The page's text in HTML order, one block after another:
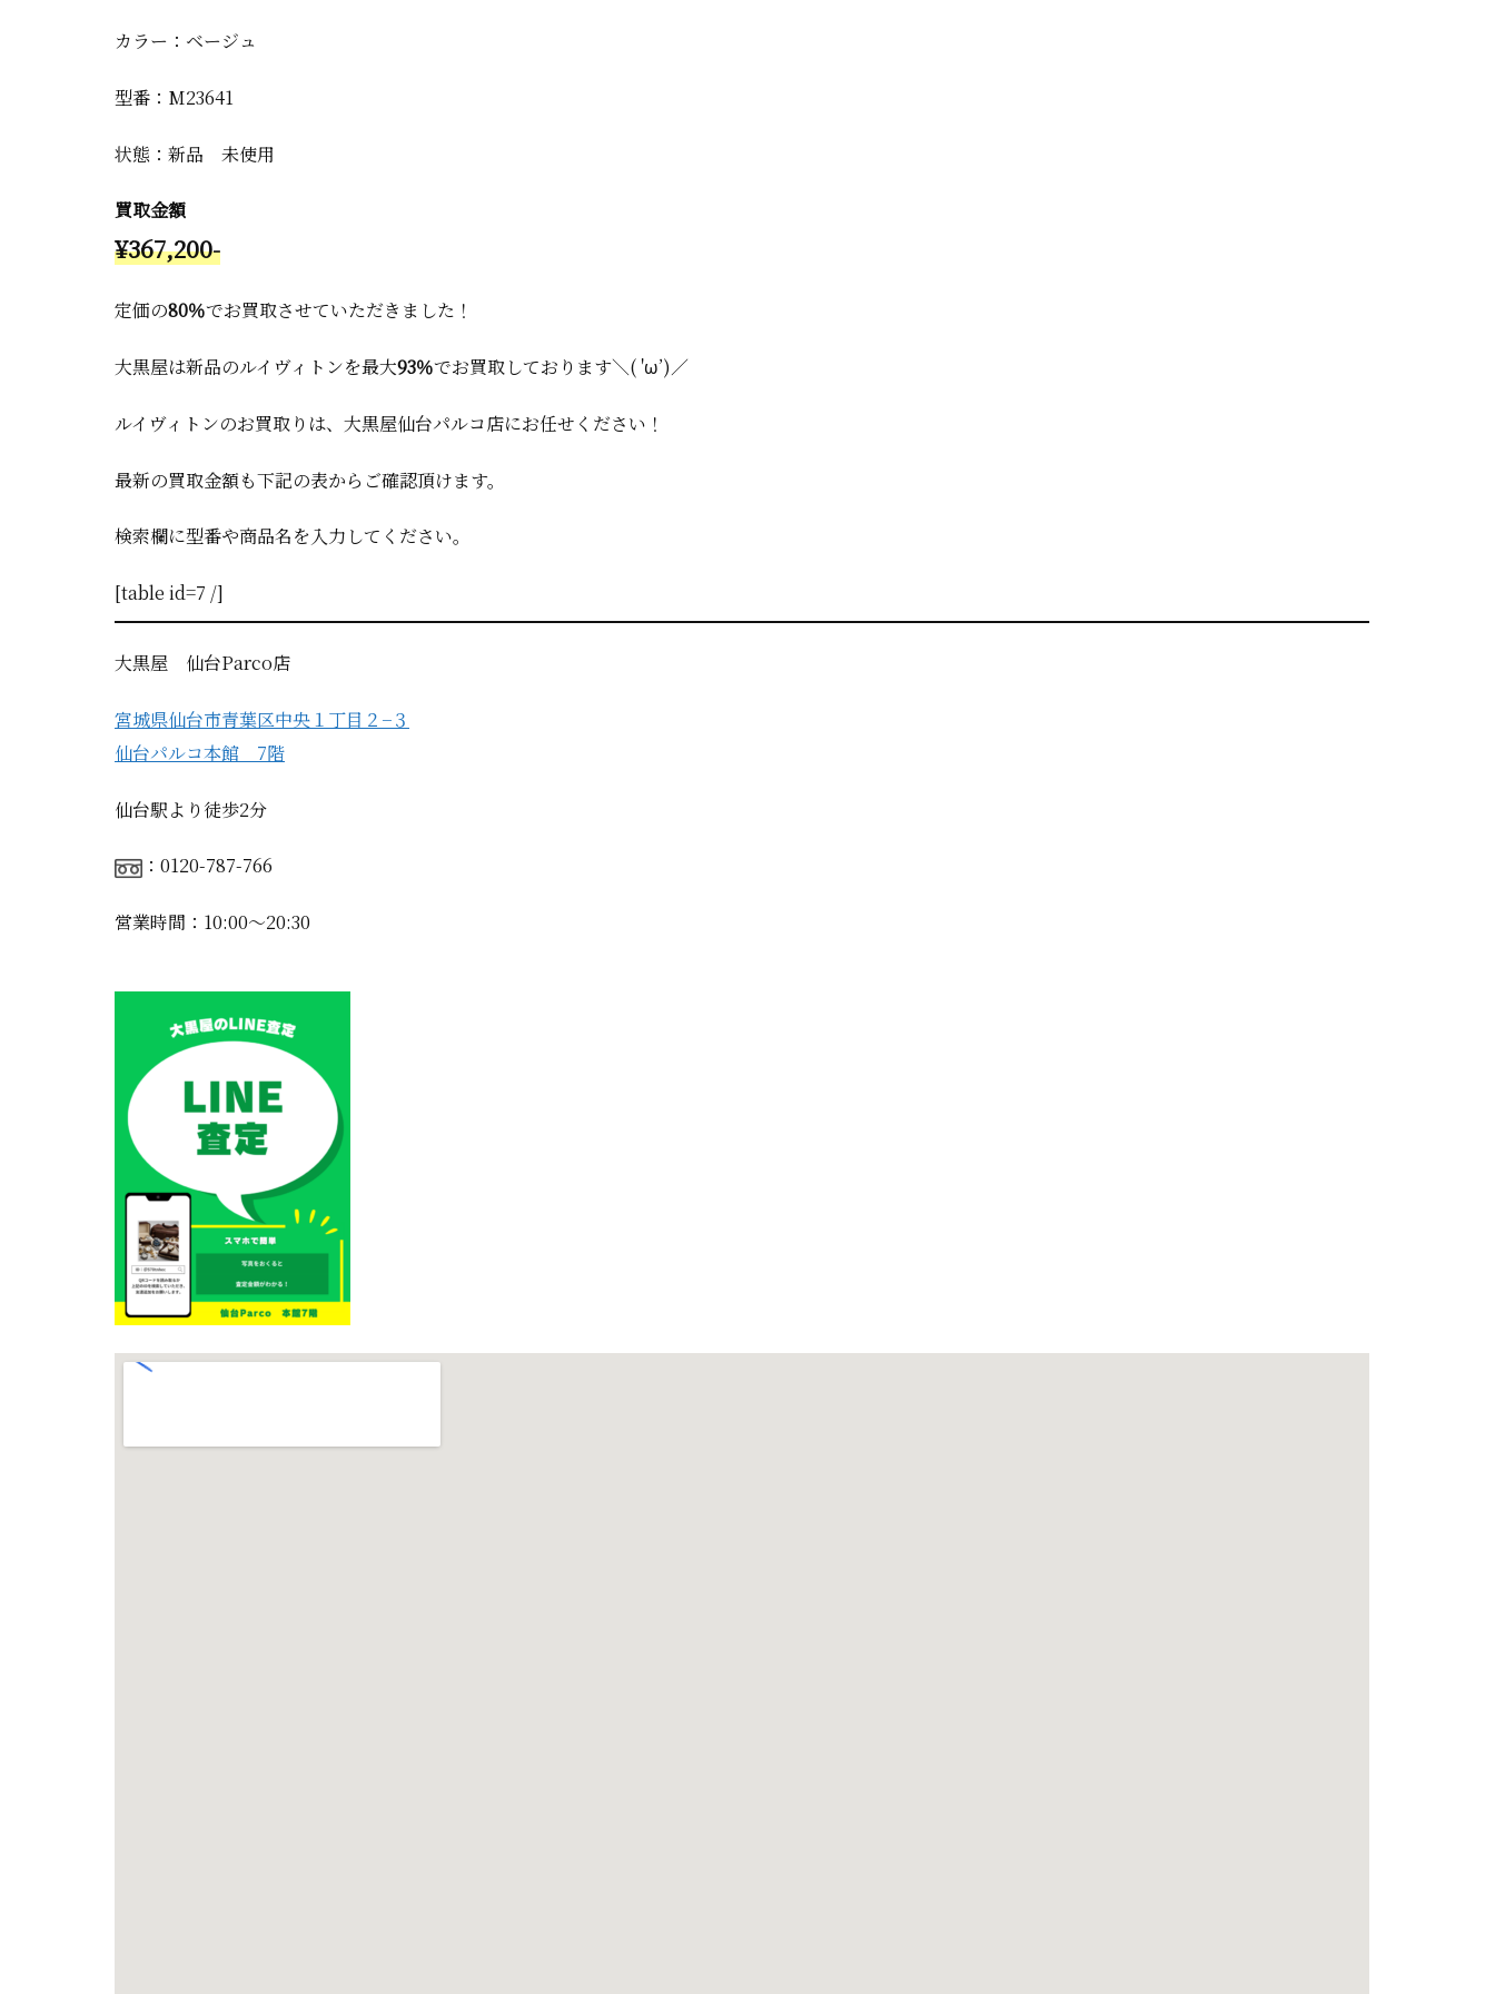
カラー：ベージュ
型番：M23641
状態：新品 未使用
買取金額
¥367,200-
定価の80％でお買取させていただきました！
大黒屋は新品のルイヴィトンを最大93％でお買取しております＼( 'ω’)／
ルイヴィトンのお買取りは、大黒屋仙台パルコ店にお任せください！
最新の買取金額も下記の表からご確認頂けます。
検索欄に型番や商品名を入力してください。
[table id=7 /]
大黒屋 仙台Parco店
宮城県仙台市青葉区中央１丁目２−３
仙台パルコ本館 7階
仙台駅より徒歩2分
：0120-787-766
営業時間：10:00〜20:30